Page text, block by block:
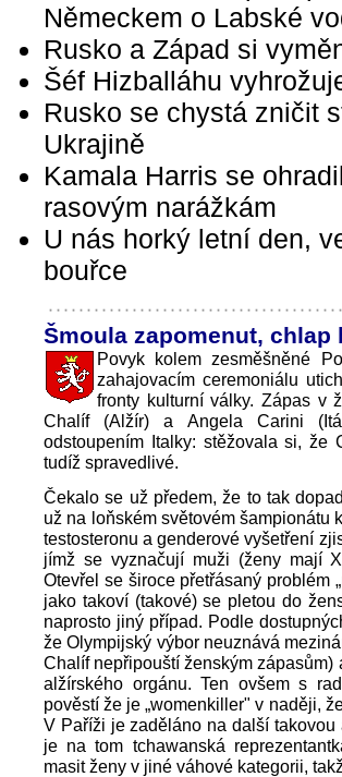
Německem o Labské
Rusko a Západ si
Šéf Hizballáhu
Rusko se chystá zničit
Ukrajině
Kamala Harris se
rasovým narážkám
U nás horký letní den,
bouřce
Šmoula zapomenut, chlap
Povyk kolem zesměšněné
zahajovacím ceremoniálu
fronty kulturní války. Zápas v
Chalíf (Alžír) a Angela Carini
odstoupením Italky: stěžovala si, že
tudíž spravedlivé.
Čekalo se už předem, že to tak
už na loňském světovém šampionátu
testosteronu a genderové vyšetření
jímž se vyznačují muži (ženy mají
Otevřel se široce přetřásaný problém
jako takoví (takové) se pletou do
naprosto jiný případ. Podle
že Olympijský výbor neuznává
Chalíf nepřipouští ženským
alžírského orgánu. Ten ovšem s
pověstí že je „womenkiller" v naději,
V Paříži je zaděláno na další
je na tom tchawanská
masit ženy v jiné váhové kategorii,